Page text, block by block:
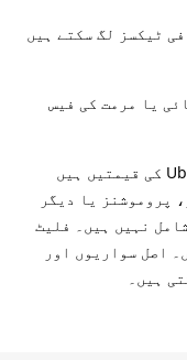
ٹیکسز لگ سکتے ہیں
یا مرمت کی فیس
*نمونہ سواری کی قیمتیں صرف اوسط UberX کی قیمتیں ہیں
پروموشنز یا دیگر
نہیں ہیں۔ فلیٹ
اصل سواریوں اور
ہیں۔